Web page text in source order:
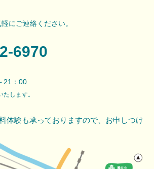
にご連絡ください。
6970
21：00
します。
体験も承っておりますので、 お申しつけ